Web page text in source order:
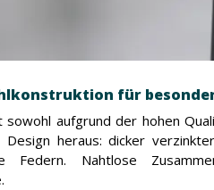
für
aufgrund der hohen
Design heraus: dicker
Federn. Nahtlose